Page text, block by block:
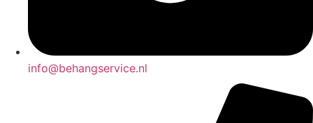
info@behangservice.nl